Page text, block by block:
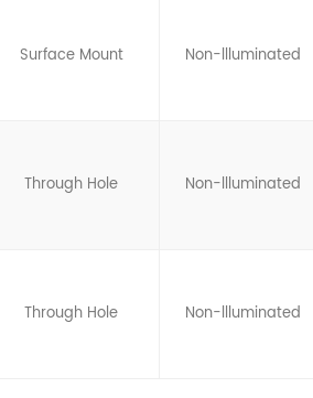
Surface Mount Non-llluminated
Through Hole Non-llluminated
Through Hole Non-llluminated